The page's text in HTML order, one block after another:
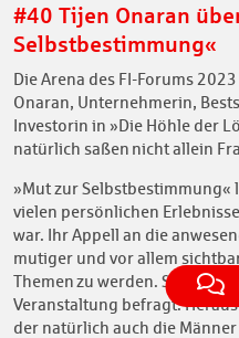
#40 Tijen Onaran
Selbstbestimmung«
Die Arena des FI-Forums
Onaran, Unternehmerin,
Investorin in »Die Höhle der
natürlich saßen nicht allein
»Mut zur Selbstbestimmung«
vielen persönlichen
war. Ihr Appell an die
mutiger und vor allem
Themen zu werden. Sally
Veranstaltung befragt.
der natürlich auch die